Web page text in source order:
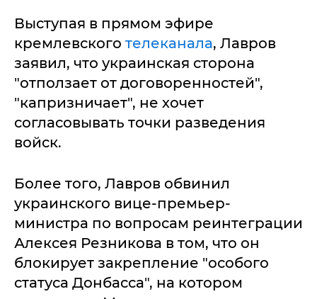
Выступая в прямом эфире
кремлевского телеканала, Лавров
заявил, что украинская сторона
"отползает от договоренностей",
"капризничает", не хочет
согласовывать точки разведения
войск.
Более того, Лавров обвинил
украинского вице-премьер-
министра по вопросам реинтеграции
Алексея Резникова в том, что он
блокирует закрепление "особого
статуса Донбасса", на котором